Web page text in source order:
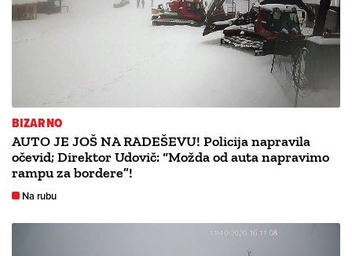
BIZARNO
AUTO JE JOŠ NA RADEŠEVU! Policija napravila
očevid; Direktor Udovič: “Možda od auta napravimo
rampu za bordere”!
Na rubu